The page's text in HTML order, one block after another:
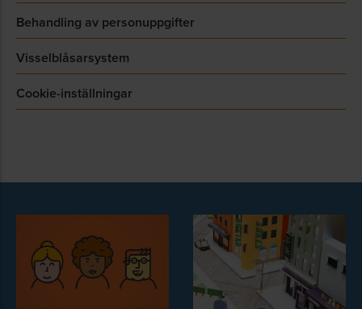
Behandling av personuppgifter
Visselblåsarsystem
Cookie-inställningar